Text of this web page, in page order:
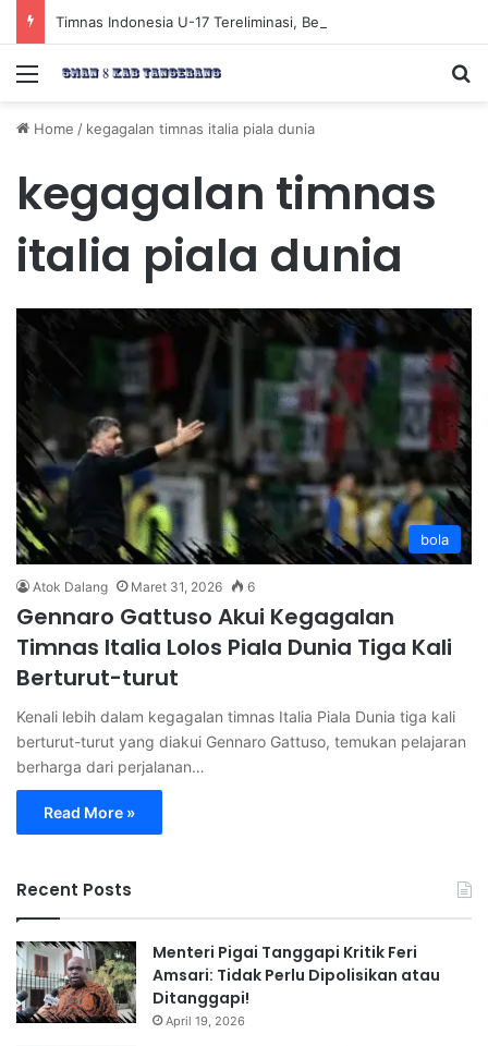
Menu
Home / kegagalan timnas italia piala dunia
kegagalan timnas
italia piala dunia
bola
Atok Dalang Maret 31, 2026 6
Gennaro Gattuso Akui Kegagalan
Timnas Italia Lolos Piala Dunia Tiga Kali
Berturut-turut
Kenali lebih dalam kegagalan timnas Italia Piala Dunia tiga kali
berturut-turut yang diakui Gennaro Gattuso, temukan pelajaran
berharga dari perjalanan…
Read More »
Recent Posts
Menteri Pigai Tanggapi Kritik Feri
Amsari: Tidak Perlu Dipolisikan atau
Ditanggapi!
April 19, 2026